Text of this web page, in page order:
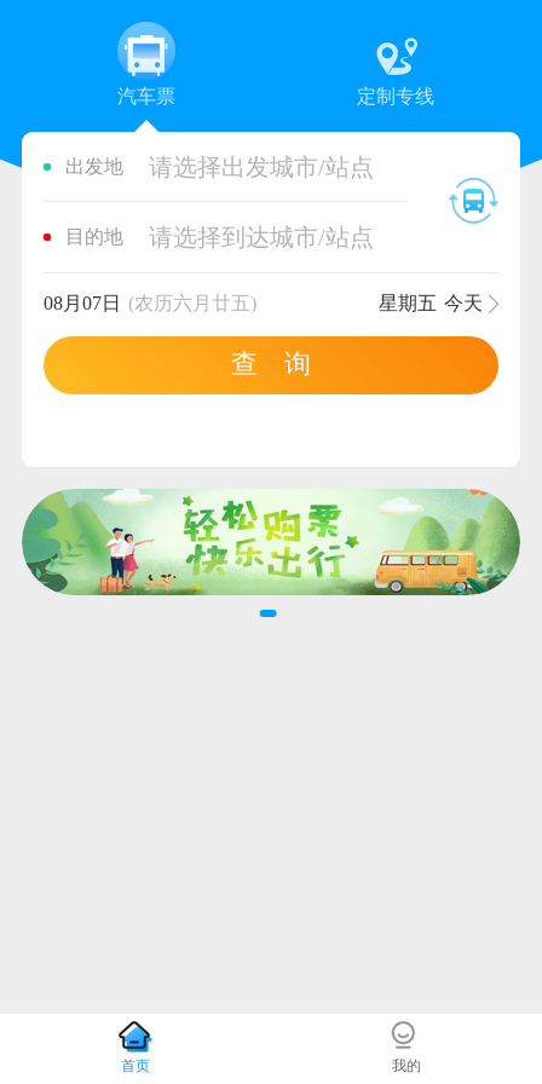
汽车票 定制专线
出发地 请选择出发城市/站点
目的地 请选择到达城市/站点
08月07日 (农历六月廿五) 星期五 今天
查 询
首页 我的